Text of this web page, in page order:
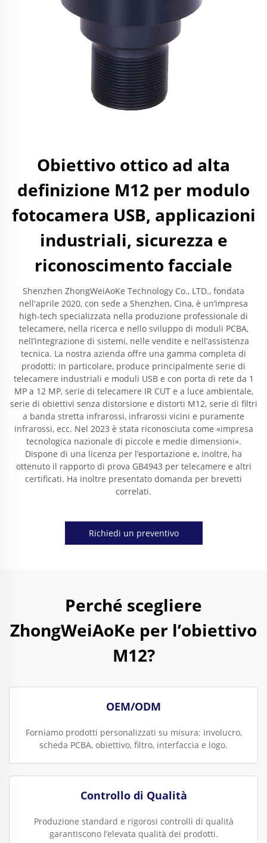
Obiettivo ottico ad alta
definizione M12 per modulo
fotocamera USB, applicazioni
industriali, sicurezza e
riconoscimento facciale
Shenzhen ZhongWeiAoKe Technology Co., LTD., fondata
nell'aprile 2020, con sede a Shenzhen, Cina, è un’impresa
high-tech specializzata nella produzione professionale di
telecamere, nella ricerca e nello sviluppo di moduli PCBA,
nell’integrazione di sistemi, nelle vendite e nell’assistenza
tecnica. La nostra azienda offre una gamma completa di
prodotti; in particolare, produce principalmente serie di
telecamere industriali e moduli USB e con porta di rete da 1
MP a 12 MP, serie di telecamere IR CUT e a luce ambientale,
serie di obiettivi senza distorsione e distorti M12, serie di filtri
a banda stretta infrarossi, infrarossi vicini e puramente
infrarossi, ecc. Nel 2023 è stata riconosciuta come «impresa
tecnologica nazionale di piccole e medie dimensioni».
Dispone di una licenza per l’esportazione e, inoltre, ha
ottenuto il rapporto di prova GB4943 per telecamere e altri
certificati. Ha inoltre presentato domanda per brevetti
correlati.
Richiedi un preventivo
Perché scegliere
ZhongWeiAoKe per l’obiettivo
M12?
OEM/ODM
Forniamo prodotti personalizzati su misura: involucro,
scheda PCBA, obiettivo, filtro, interfaccia e logo.
Controllo di Qualità
Produzione standard e rigorosi controlli di qualità
garantiscono l’elevata qualità dei prodotti.